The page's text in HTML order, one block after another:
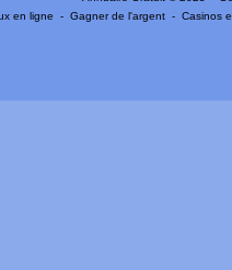
en ligne
-Gagner de l'argent -Casinos